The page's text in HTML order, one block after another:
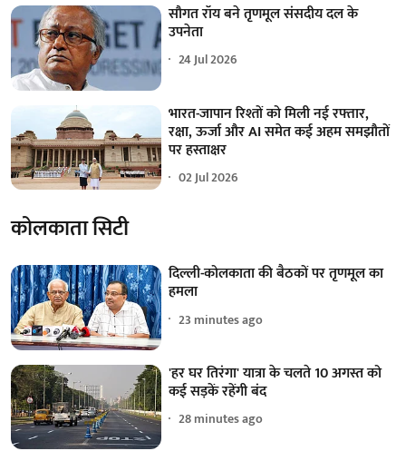
सौगत रॉय बने तृणमूल संसदीय दल के
उपनेता
24 Jul 2026
भारत-जापान रिश्तों को मिली नई रफ्तार,
रक्षा, ऊर्जा और AI समेत कई अहम समझौतों
पर हस्ताक्षर
02 Jul 2026
कोलकाता सिटी
दिल्ली-कोलकाता की बैठकों पर तृणमूल का
हमला
23 minutes ago
'हर घर तिरंगा' यात्रा के चलते 10 अगस्त को
कई सड़कें रहेंगी बंद
28 minutes ago